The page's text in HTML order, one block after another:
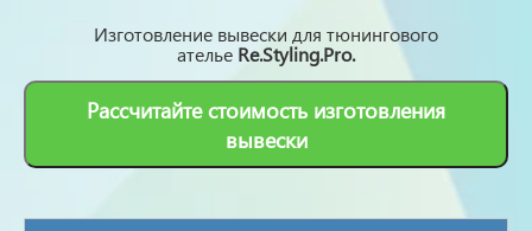
Изготовление вывески для тюнингового
ателье Re.Styling.Pro.
Рассчитайте стоимость изготовления
вывески